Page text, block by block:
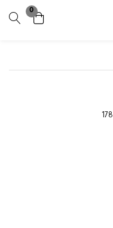
0
تسجيل
178